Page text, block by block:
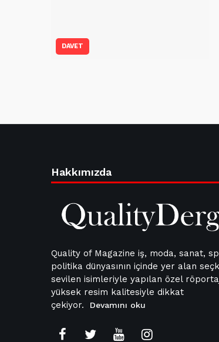
DAVET
Hakkımızda
Quality of Magazine iş, moda, sanat,
politika dünyasının içinde yer alan
sevilen isimleriyle yapılan özel
yüksek resim kalitesiyle dikkat
çekiyor.
Devamını oku